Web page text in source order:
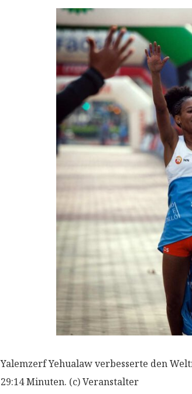
Yalemzerf Yehualaw verbesserte den
29:14 Minuten. (c) Veranstalter